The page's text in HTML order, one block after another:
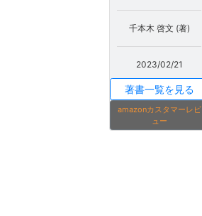
千本木 啓文 (著)
2023/02/21
著書一覧を見る
amazonカスタマーレビ
ュー